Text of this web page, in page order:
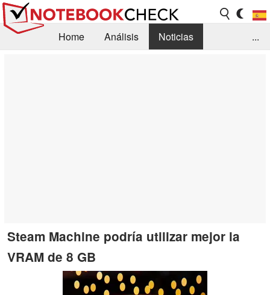
Home Análisis
Noticias
...
Steam Machine podría utilizar mejor la
VRAM de 8 GB